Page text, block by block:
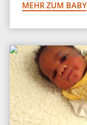
MEHR ZUM BABY